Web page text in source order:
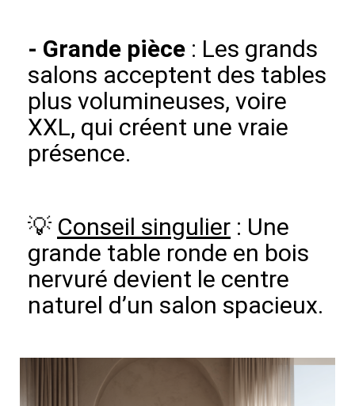
- Grande pièce : Les grands
salons acceptent des tables
plus volumineuses, voire
XXL, qui créent une vraie
présence.
💡 Conseil singulier : Une
grande table ronde en bois
nervuré devient le centre
naturel d’un salon spacieux.